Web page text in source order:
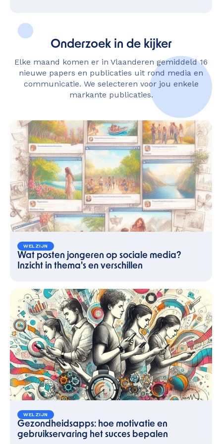
Onderzoek in de kijker
Elke maand komen er in Vlaanderen gemiddeld 16
nieuwe papers en publicaties uit rond media en
communicatie. We selecteren voor jou enkele
markante publicaties.
WELZIJN
Wat posten jongeren op sociale media?
Inzicht in thema's en verschillen
WELZIJN
Gezondheidsapps: hoe motivatie en
gebruikservaring het succes bepalen